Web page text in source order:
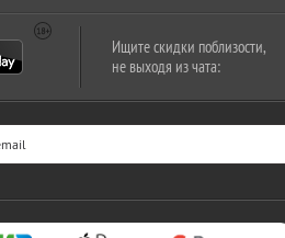
Ищите скидки поблизости,
не выходя из чата: